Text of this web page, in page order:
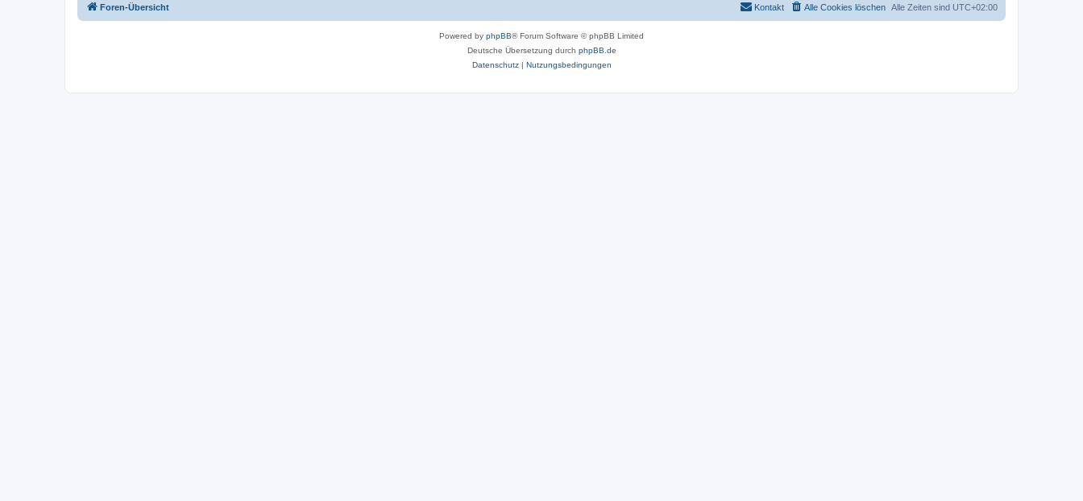
Foren-Übersicht Alle Zeiten sind UTC+02:00
Alle Cookies löschen
Kontakt
Powered by phpBB® Forum Software © phpBB Limited
Deutsche Übersetzung durch phpBB.de
Datenschutz| Nutzungsbedingungen